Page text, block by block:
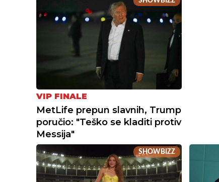
VIP FINALE
MetLife prepun slavnih, Trump
poručio: "Teško se kladiti protiv
Messija"
SHOWBIZZ